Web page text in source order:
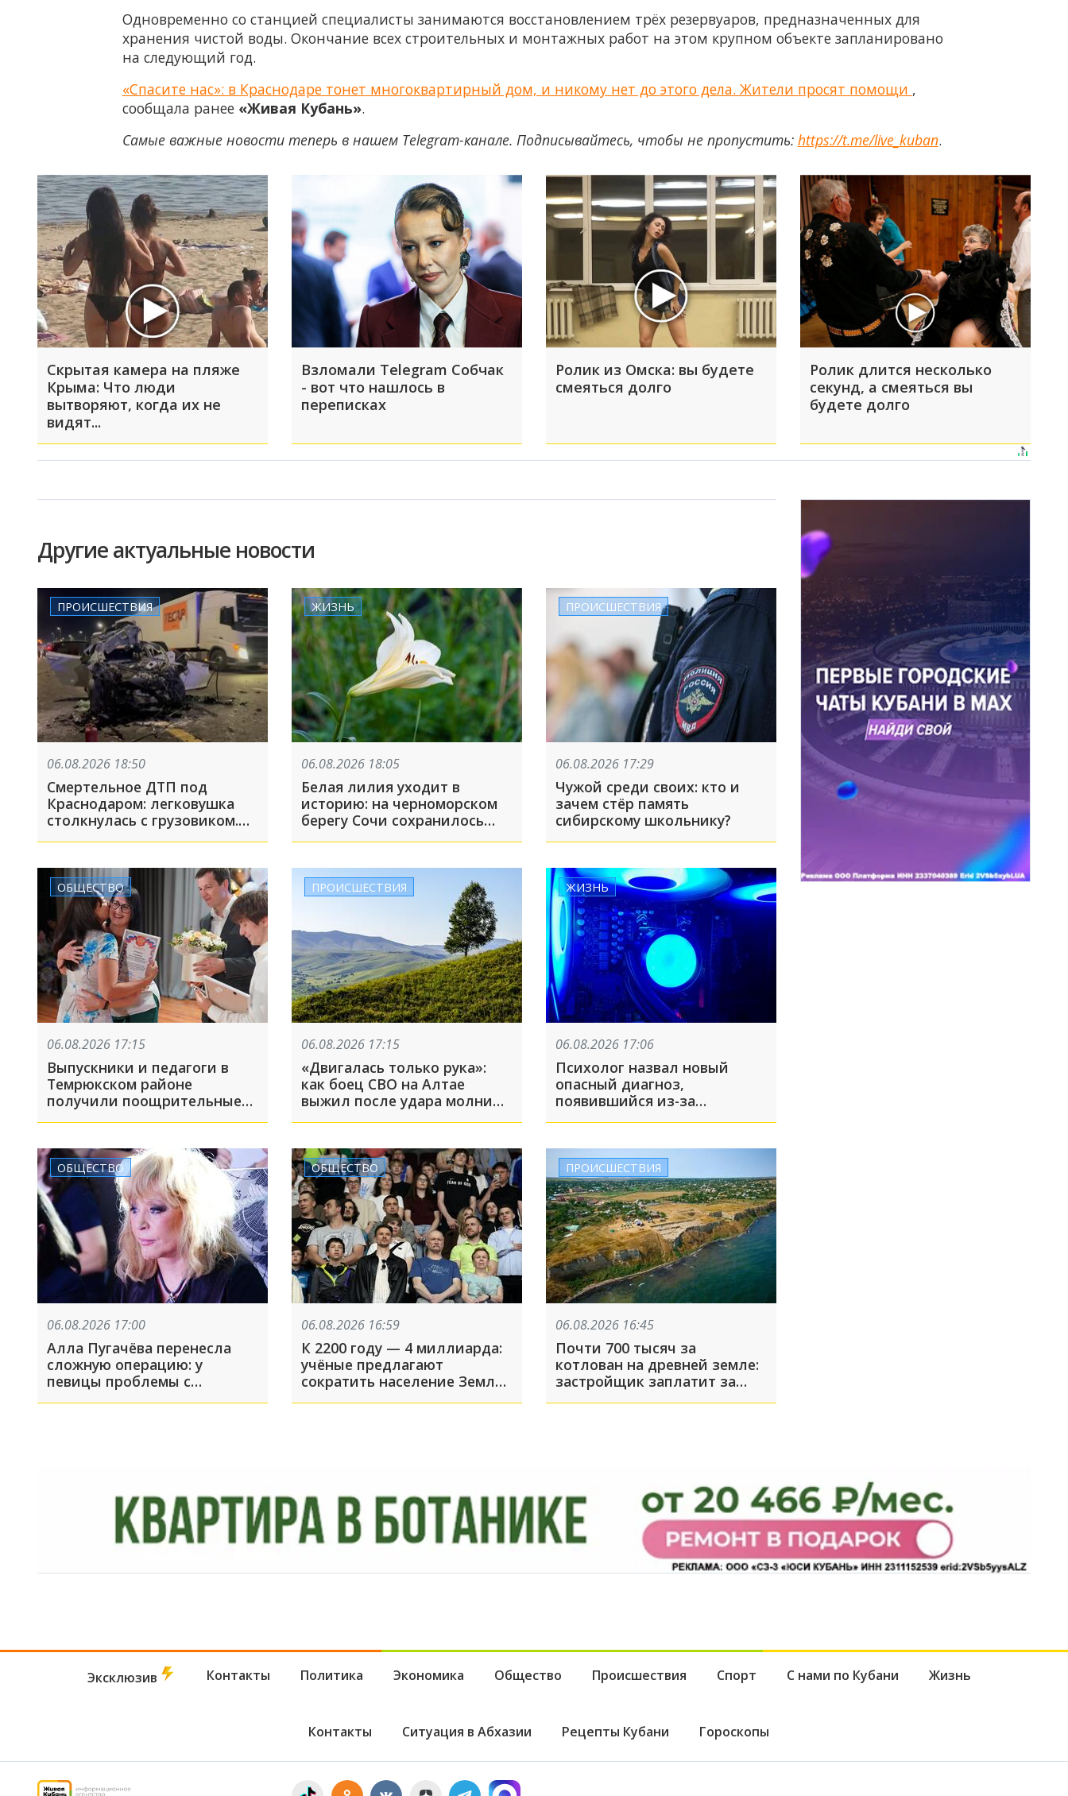
Одновременно со станцией специалисты занимаются восстановлением трёх резервуаров, предназначенных для
хранения чистой воды. Окончание всех строительных и монтажных работ на этом крупном объекте запланировано
на следующий год.
«Спасите нас»: в Краснодаре тонет многоквартирный дом, и никому нет до этого дела. Жители просят помощи ,
сообщала ранее «Живая Кубань».
Самые важные новости теперь в нашем Telegram-канале. Подписывайтесь, чтобы не пропустить: https://t.me/live_kuban.
Скрытая камера на пляже
Крыма: Что люди
вытворяют, когда их не
видят...
Взломали Telegram Собчак
- вот что нашлось в
переписках
Ролик из Омска: вы будете
смеяться долго
Ролик длится несколько
секунд, а смеяться вы
будете долго
Другие актуальные новости
ПРОИСШЕСТВИЯ
06.08.2026 18:50
Смертельное ДТП под
Краснодаром: легковушка
столкнулась с грузовиком.
Водитель погиб
ЖИЗНЬ
06.08.2026 18:05
Белая лилия уходит в
историю: на черноморском
берегу Сочи сохранилось
лишь 11 экземпляров
ПРОИСШЕСТВИЯ
06.08.2026 17:29
Чужой среди своих: кто и
зачем стёр память
сибирскому школьнику?
ОБЩЕСТВО
06.08.2026 17:15
Выпускники и педагоги в
Темрюкском районе
получили поощрительные
премии за высокие
учебного года
ПРОИСШЕСТВИЯ
06.08.2026 17:15
«Двигалась только рука»:
как боец СВО на Алтае
выжил после удара молнии
и встречи с медведем
ЖИЗНЬ
06.08.2026 17:06
Психолог назвал новый
опасный диагноз,
появившийся из-за
нейросетей
ОБЩЕСТВО
06.08.2026 17:00
Алла Пугачёва перенесла
сложную операцию: у
певицы проблемы с
суставами. Последствия
ОБЩЕСТВО
06.08.2026 16:59
К 2200 году — 4 миллиарда:
учёные предлагают
сократить население Земли
вдвое. Каким образом?
ПРОИСШЕСТВИЯ
06.08.2026 16:45
Почти 700 тысяч за
котлован на древней земле:
застройщик заплатит за
ущерб городищу в Тамани
Эксклюзив Контакты Политика Экономика Общество Происшествия Спорт С нами по Кубани Жизнь
Контакты Ситуация в Абхазии Рецепты Кубани Гороскопы